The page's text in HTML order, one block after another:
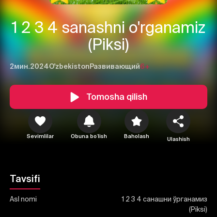
1 2 3 4 sanashni o'rganamiz
(Piksi)
2мин.2024O'zbekiston Развивающий6+
Tomosha qilish
Sevimlilar Obuna boʻlish Baholash Ulashish
Tavsifi
Asl nomi
1 2 3 4 санашни ўрганамиз
(Piksi)
1 2
Yuborish
Bekor qilish Tizimga kirish